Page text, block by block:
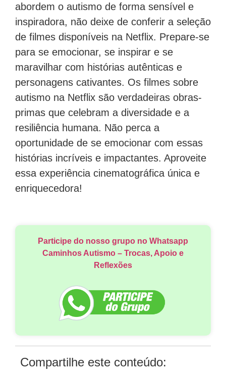
abordem o autismo de forma sensível e
inspiradora, não deixe de conferir a seleção
de filmes disponíveis na Netflix. Prepare-se
para se emocionar, se inspirar e se
maravilhar com histórias autênticas e
personagens cativantes. Os filmes sobre
autismo na Netflix são verdadeiras obras-
primas que celebram a diversidade e a
resiliência humana. Não perca a
oportunidade de se emocionar com essas
histórias incríveis e impactantes. Aproveite
essa experiência cinematográfica única e
enriquecedora!
Participe do nosso grupo no Whatsapp
Caminhos Autismo – Trocas, Apoio e
Reflexões
Compartilhe este conteúdo: